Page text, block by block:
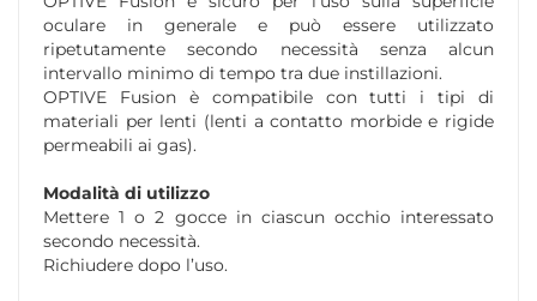
oculare in generale e può essere utilizzato
ripetutamente secondo necessità senza alcun
intervallo minimo di tempo tra due instillazioni.
OPTIVE Fusion è compatibile con tutti i tipi di
materiali per lenti (lenti a contatto morbide e rigide
permeabili ai gas).
Modalità di utilizzo
Mettere 1 o 2 gocce in ciascun occhio interessato
secondo necessità.
Richiudere dopo l’uso.